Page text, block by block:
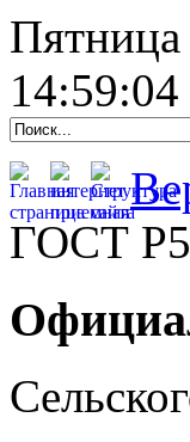
14:59:06
ГОСТ